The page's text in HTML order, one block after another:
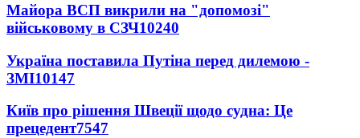
Майора ВСП викрили на "допомозі"
військовому в СЗЧ10240
Україна поставила Путіна перед дилемою -
ЗМІ10147
Київ про рішення Швеції щодо судна: Це
прецедент7547